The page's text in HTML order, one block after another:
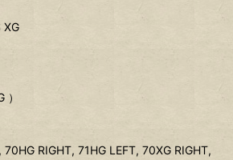
XG
70HG RIGHT, 71HG LEFT, 70XG RIGHT,